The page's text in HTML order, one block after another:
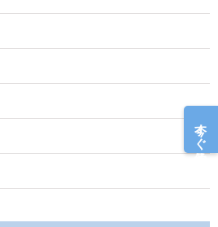
今すぐ予約